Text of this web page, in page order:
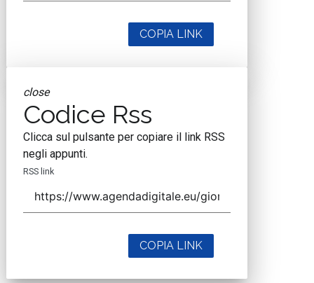
COPIA LINK
close
Codice Rss
Clicca sul pulsante per copiare il link RSS
negli appunti.
RSS link
COPIA LINK